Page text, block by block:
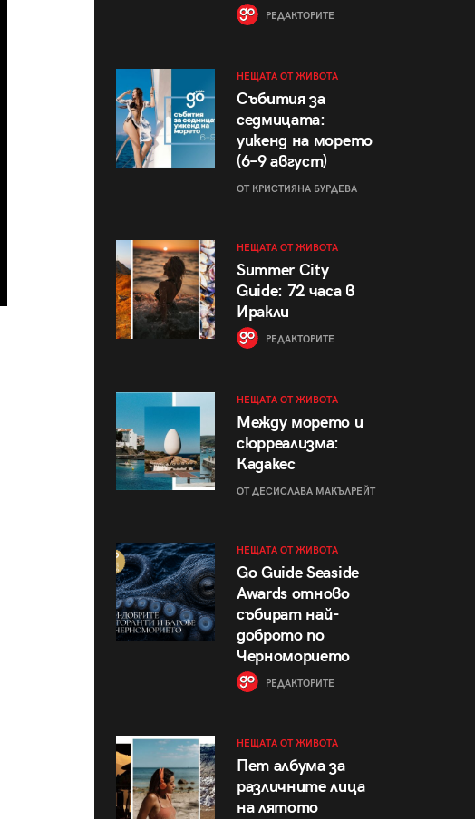
РЕДАКТОРИТЕ
НЕЩАТА ОТ ЖИВОТА
Събития за
седмицата:
уикенд на морето
(6–9 август)
ОТ КРИСТИЯНА БУРДЕВА
НЕЩАТА ОТ ЖИВОТА
Summer City
Guide: 72 часа в
Иракли
РЕДАКТОРИТЕ
НЕЩАТА ОТ ЖИВОТА
Между морето и
сюрреализма:
Кадакес
ОТ ДЕСИСЛАВА МАКЪЛРЕЙТ
НЕЩАТА ОТ ЖИВОТА
Go Guide Seaside
Awards отново
събират най-
доброто по
Черноморието
РЕДАКТОРИТЕ
НЕЩАТА ОТ ЖИВОТА
Пет албума за
различните лица
на лятото